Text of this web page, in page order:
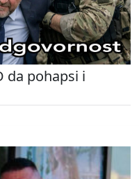
da pohapsi i